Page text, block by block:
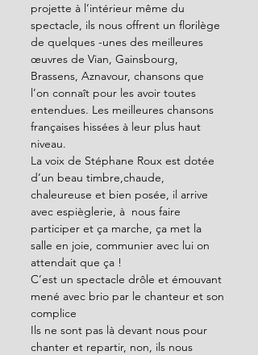
projette à l’intérieur même du
spectacle, ils nous offrent un florilège
de quelques -unes des meilleures
œuvres de Vian, Gainsbourg,
Brassens, Aznavour, chansons que
l’on connaît pour les avoir toutes
entendues. Les meilleures chansons
françaises hissées à leur plus haut
niveau.
La voix de Stéphane Roux est dotée
d’un beau timbre,chaude,
chaleureuse et bien posée, il arrive
avec espièglerie, à  nous faire
participer et ça marche, ça met la
salle en joie, communier avec lui on
attendait que ça !
C’est un spectacle drôle et émouvant
mené avec brio par le chanteur et son
complice
Ils ne sont pas là devant nous pour
chanter et repartir, non, ils nous